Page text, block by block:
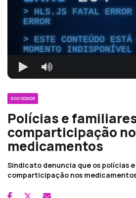
HLS.JS FATAL ERROR
ERROR
ESTE CONTEÚDO ESTÁ
MOMENTO INDISPONÍVEL
SOCIEDADE
Polícias e
comparticipação
medicamentos
Sindicato denuncia que os polícias
comparticipação nos